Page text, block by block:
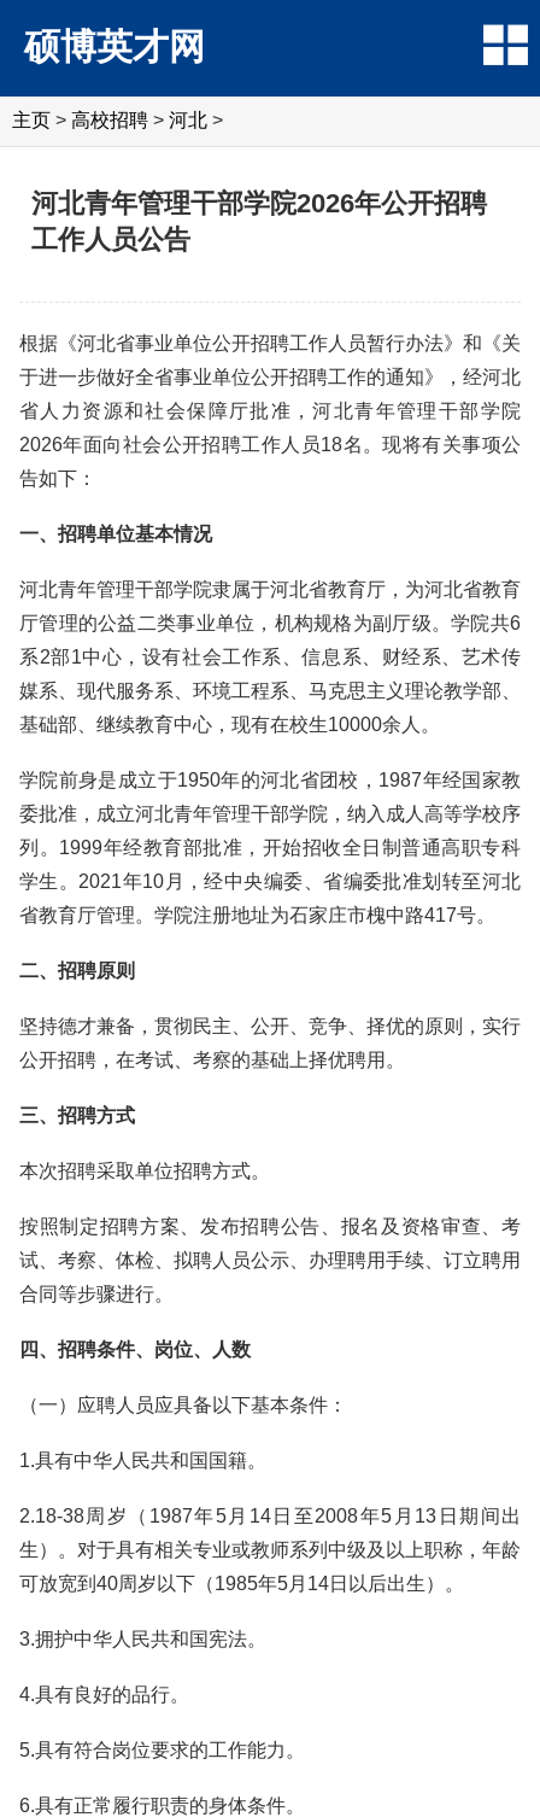
硕博英才网
主页 > 高校招聘 > 河北 >
河北青年管理干部学院2026年公开招聘
工作人员公告
根据《河北省事业单位公开招聘工作人员暂行办法》和《关
于进一步做好全省事业单位公开招聘工作的通知》，经河北
省人力资源和社会保障厅批准，河北青年管理干部学院
2026年面向社会公开招聘工作人员18名。现将有关事项公
告如下：
一、招聘单位基本情况
河北青年管理干部学院隶属于河北省教育厅，为河北省教育
厅管理的公益二类事业单位，机构规格为副厅级。学院共6
系2部1中心，设有社会工作系、信息系、财经系、艺术传
媒系、现代服务系、环境工程系、马克思主义理论教学部、
基础部、继续教育中心，现有在校生10000余人。
学院前身是成立于1950年的河北省团校，1987年经国家教
委批准，成立河北青年管理干部学院，纳入成人高等学校序
列。1999年经教育部批准，开始招收全日制普通高职专科
学生。2021年10月，经中央编委、省编委批准划转至河北
省教育厅管理。学院注册地址为石家庄市槐中路417号。
二、招聘原则
坚持德才兼备，贯彻民主、公开、竞争、择优的原则，实行
公开招聘，在考试、考察的基础上择优聘用。
三、招聘方式
本次招聘采取单位招聘方式。
按照制定招聘方案、发布招聘公告、报名及资格审查、考
试、考察、体检、拟聘人员公示、办理聘用手续、订立聘用
合同等步骤进行。
四、招聘条件、岗位、人数
（一）应聘人员应具备以下基本条件：
1.具有中华人民共和国国籍。
2.18-38周岁（1987年5月14日至2008年5月13日期间出
生）。对于具有相关专业或教师系列中级及以上职称，年龄
可放宽到40周岁以下（1985年5月14日以后出生）。
3.拥护中华人民共和国宪法。
4.具有良好的品行。
5.具有符合岗位要求的工作能力。
6.具有正常履行职责的身体条件。